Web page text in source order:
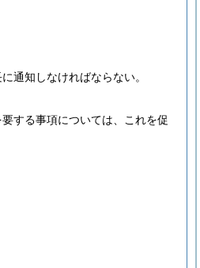
通知しなければならない。
する事項については、これを促